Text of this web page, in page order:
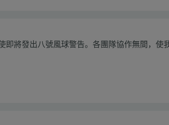
即將發出八號風球警告。各團隊協作無間，使